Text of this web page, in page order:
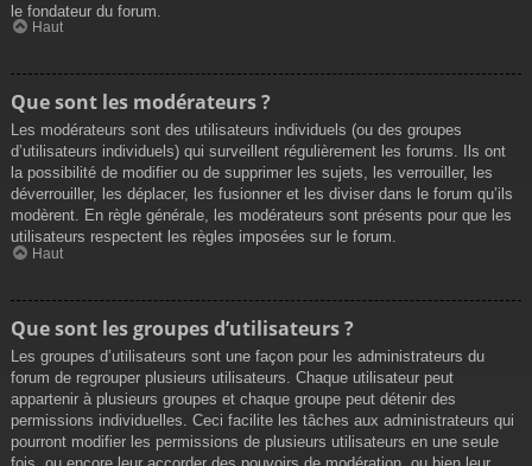
le fondateur du forum.
Haut
Que sont les modérateurs ?
Les modérateurs sont des utilisateurs individuels (ou des groupes
d’utilisateurs individuels) qui surveillent régulièrement les forums. Ils ont
la possibilité de modifier ou de supprimer les sujets, les verrouiller, les
déverrouiller, les déplacer, les fusionner et les diviser dans le forum qu’ils
modèrent. En règle générale, les modérateurs sont présents pour que les
utilisateurs respectent les règles imposées sur le forum.
Haut
Que sont les groupes d’utilisateurs ?
Les groupes d’utilisateurs sont une façon pour les administrateurs du
forum de regrouper plusieurs utilisateurs. Chaque utilisateur peut
appartenir à plusieurs groupes et chaque groupe peut détenir des
permissions individuelles. Ceci facilite les tâches aux administrateurs qui
pourront modifier les permissions de plusieurs utilisateurs en une seule